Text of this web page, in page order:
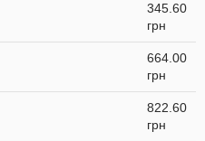
345.60
грн
664.00
грн
822.60
грн